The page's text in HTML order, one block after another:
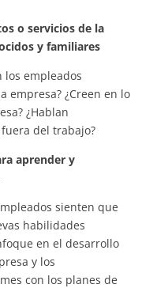
o servicios de la
y familiares
los empleados
empresa? ¿Creen en lo
¿Hablan
del trabajo?
aprender y
sienten que
habilidades
en el desarrollo
y los
con los planes de